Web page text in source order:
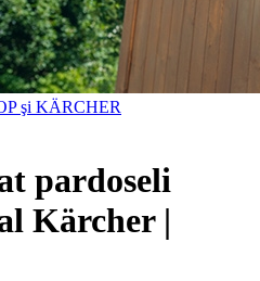
şi KÄRCHER
pardoseli
Kärcher |